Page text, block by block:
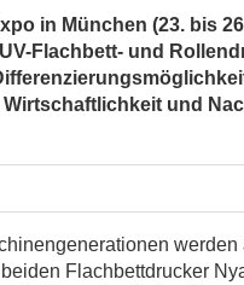
in München (23. bis
Flachbett- und
und
werden
Flachbettdrucker